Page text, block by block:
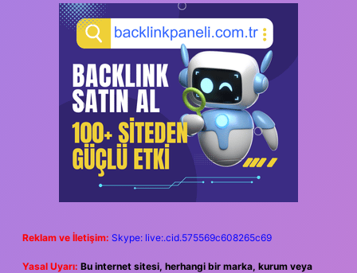
Reklam ve İletişim: Skype: live:.cid.575569c608265c69
Yasal Uyarı: Bu internet sitesi, herhangi bir marka, kurum veya